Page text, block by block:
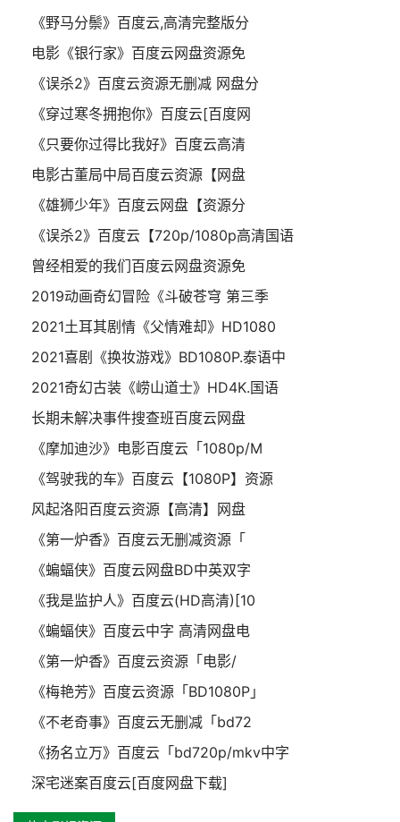
《野马分鬃》百度云,高清完整版分
电影《银行家》百度云网盘资源免
《误杀2》百度云资源无删减 网盘分
《穿过寒冬拥抱你》百度云[百度网
《只要你过得比我好》百度云高清
电影古董局中局百度云资源【网盘
《雄狮少年》百度云网盘【资源分
《误杀2》百度云【720p/1080p高清国语
曾经相爱的我们百度云网盘资源免
2019动画奇幻冒险《斗破苍穹 第三季
2021土耳其剧情《父情难却》HD1080
2021喜剧《换妆游戏》BD1080P.泰语中
2021奇幻古装《崂山道士》HD4K.国语
长期未解决事件搜查班百度云网盘
《摩加迪沙》电影百度云「1080p/M
《驾驶我的车》百度云【1080P】资源
风起洛阳百度云资源【高清】网盘
《第一炉香》百度云无删减资源「
《蝙蝠侠》百度云网盘BD中英双字
《我是监护人》百度云(HD高清)[10
《蝙蝠侠》百度云中字 高清网盘电
《第一炉香》百度云资源「电影/
《梅艳芳》百度云资源「BD1080P」
《不老奇事》百度云无删减「bd72
《扬名立万》百度云「bd720p/mkv中字
深宅迷案百度云[百度网盘下载]